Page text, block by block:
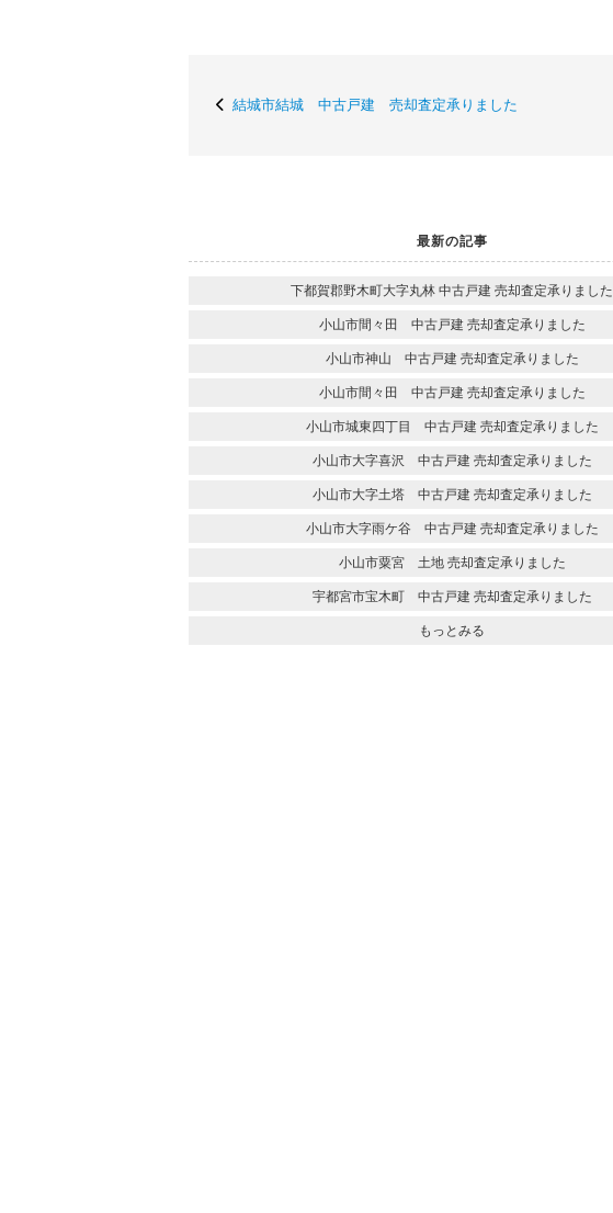
結城市結城 中古戸建 売却査定承りました
最新の記事
下都賀郡野木町大字丸林 中古戸建 売却査定承りました
小山市間々田 中古戸建 売却査定承りました
小山市神山 中古戸建 売却査定承りました
小山市間々田 中古戸建 売却査定承りました
小山市城東四丁目 中古戸建 売却査定承りました
小山市大字喜沢 中古戸建 売却査定承りました
小山市大字土塔 中古戸建 売却査定承りました
小山市大字雨ケ谷 中古戸建 売却査定承りました
小山市粟宮 土地 売却査定承りました
宇都宮市宝木町 中古戸建 売却査定承りました
もっとみる